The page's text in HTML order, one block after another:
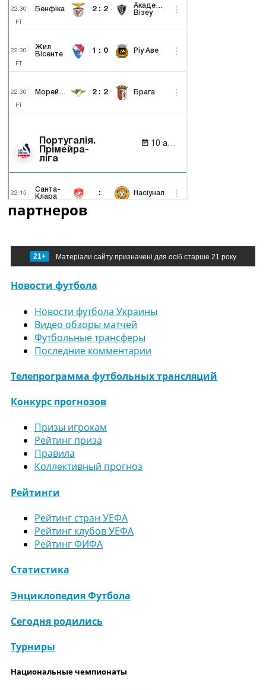
партнеров
21+ Матеріали сайту призначені для осіб старше 21 року
Новости футбола
Новости футбола Украины
Видео обзоры матчей
Футбольные трансферы
Последние комментарии
Телепрограмма футбольных трансляций
Конкурс прогнозов
Призы игрокам
Рейтинг приза
Правила
Коллективный прогноз
Рейтинги
Рейтинг стран УЕФА
Рейтинг клубов УЕФА
Рейтинг ФИФА
Статистика
Энциклопедия Футбола
Сегодня родились
Турниры
Национальные чемпионаты